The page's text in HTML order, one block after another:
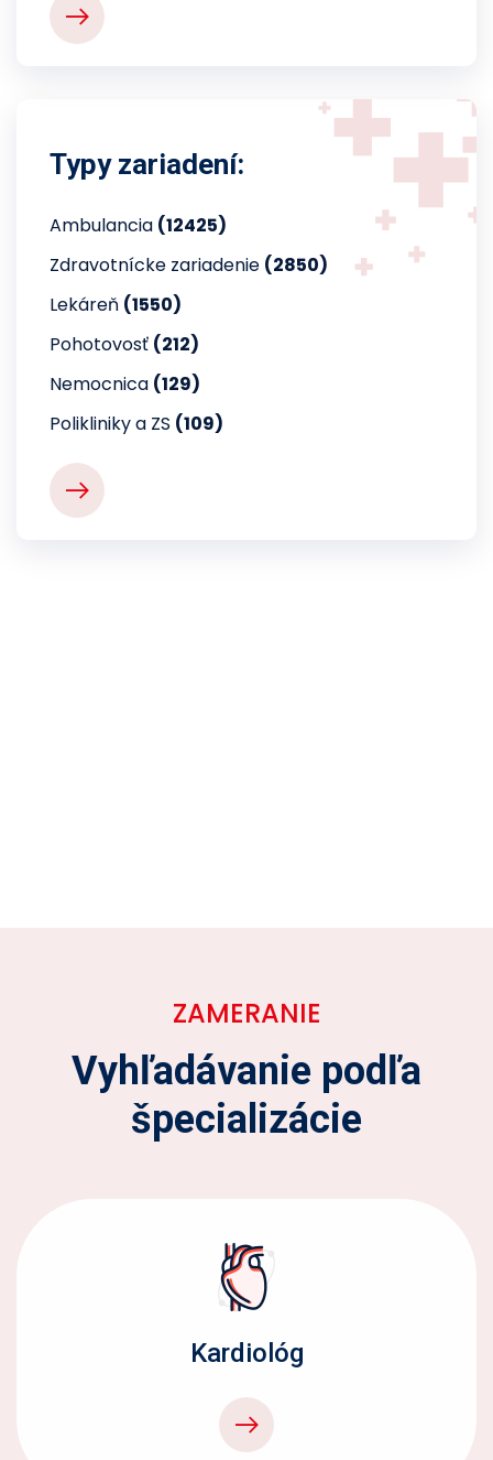
Typy zariadení:
Ambulancia (12425)
Zdravotnícke zariadenie (2850)
Lekáreň (1550)
Pohotovosť (212)
Nemocnica (129)
Polikliniky a ZS (109)
ZAMERANIE
Vyhľadávanie podľa
špecializácie
Kardiológ